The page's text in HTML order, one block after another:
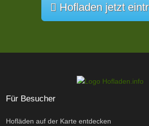
Hofladen jetzt
Für Besucher
Hofläden auf der Karte entdecken